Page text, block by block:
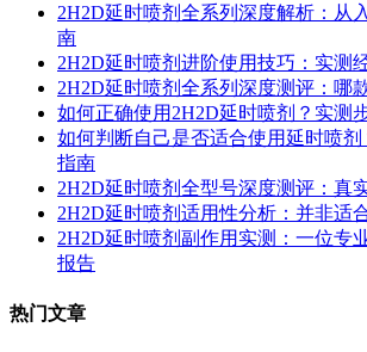
2H2D延时喷剂全系列深度解析：从
南
2H2D延时喷剂进阶使用技巧：实测
2H2D延时喷剂全系列深度测评：哪
如何正确使用2H2D延时喷剂？实测
如何判断自己是否适合使用延时喷
指南
2H2D延时喷剂全型号深度测评：真
2H2D延时喷剂适用性分析：并非适
2H2D延时喷剂副作用实测：一位专
报告
热门文章